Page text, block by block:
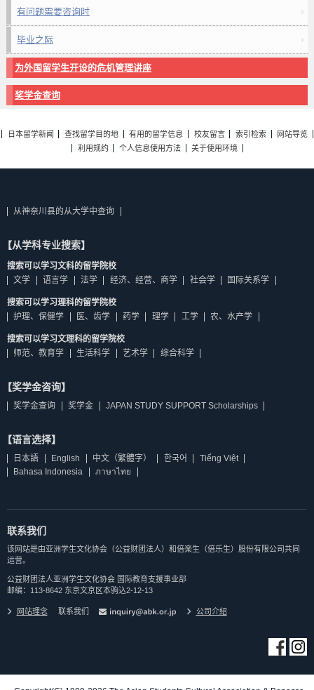
有问题需要咨询时
毕业之际
为外国留学生开设的危机管理讲座
奖学金查询
日本留学新闻 查找留学目的地 有用的留学信息 校友留言 索引检索
网站导览
利用规约
个人信息使用方法 关于使用环境
从神奈川县的从大学中查询
【从学科专业搜索】
搜索可以学习文科的留学院校
文学
语言学 法学 经济、经营、商学 社会学 国际关系学
搜索可以学习理科的留学院校
护理、保健学
医、齿学 药学 理学 工学 农、水产学
搜索可以学习文理科的留学院校
师范、教育学
生活科学 艺术学 综合科学
【奖学金咨询】
奖学金查询 奖学金 JAPAN STUDY SUPPORT Scholarships
【语言选择】
日本語 English 中文（繁體字） 한국어
Tiếng Việt
Bahasa Indonesia
ภาษาไทย
联系我们
该网站是由亚洲学生文化协会（公益财团法人）和倍楽生（倍乐生）股份有限公司共同
运营。
公益财团法人亚洲学生文化协会 国际教育支援事业部
邮编：113-8642 东京文京区本驹込2-12-13
网站理念 联系我们 公司介紹